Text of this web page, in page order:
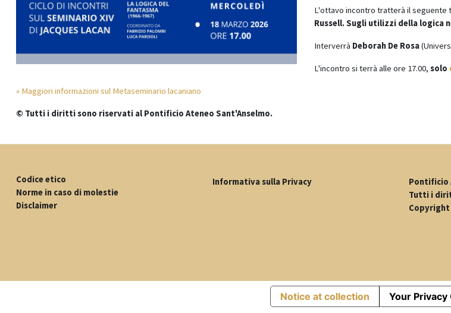
L'ottavo incontro tratterà il seguente
Russell. Sugli utilizzi della logica
Interverrà Deborah De Rosa
L'incontro si terrà alle ore 17.00, solo
» Maggiori informazioni sul Metaseminario lacaniano
© Tutti i diritti sono riservati al Pontificio Ateneo Sant'Anselmo.
Codice etico
Norme in caso di molestie
Disclaimer
Informativa sulla Privacy
Pontificio
Tutti i
Copyright
Notice at collection Your Privacy